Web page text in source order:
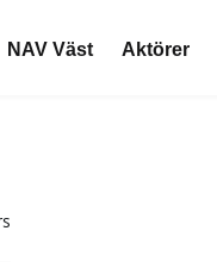
NAV Väst Aktörer